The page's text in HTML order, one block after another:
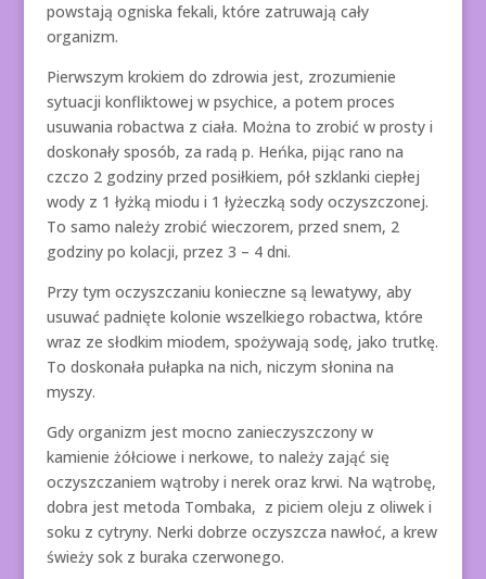
powstają ogniska fekali, które zatruwają cały
organizm.
Pierwszym krokiem do zdrowia jest, zrozumienie
sytuacji konfliktowej w psychice, a potem proces
usuwania robactwa z ciała. Można to zrobić w prosty i
doskonały sposób, za radą p. Heńka, pijąc rano na
czczo 2 godziny przed posiłkiem, pół szklanki ciepłej
wody z 1 łyżką miodu i 1 łyżeczką sody oczyszczonej.
To samo należy zrobić wieczorem, przed snem, 2
godziny po kolacji, przez 3 – 4 dni.
Przy tym oczyszczaniu konieczne są lewatywy, aby
usuwać padnięte kolonie wszelkiego robactwa, które
wraz ze słodkim miodem, spożywają sodę, jako trutkę.
To doskonała pułapka na nich, niczym słonina na
myszy.
Gdy organizm jest mocno zanieczyszczony w
kamienie żółciowe i nerkowe, to należy zająć się
oczyszczaniem wątroby i nerek oraz krwi. Na wątrobę,
dobra jest metoda Tombaka, z piciem oleju z oliwek i
soku z cytryny. Nerki dobrze oczyszcza nawłoć, a krew
świeży sok z buraka czerwonego.